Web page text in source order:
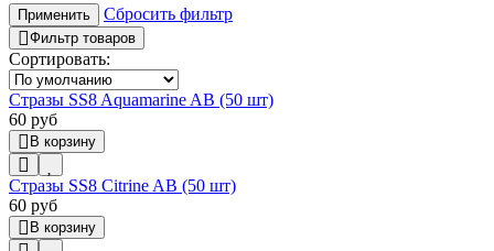
Применить Сбросить фильтр
Фильтр товаров
Сортировать:
Стразы SS8 Aquamarine AB (50 шт)
60 руб
В корзину
Стразы SS8 Citrine AB (50 шт)
60 руб
В корзину